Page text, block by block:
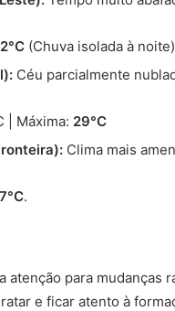
(Chuva isolada à
Céu parcialmente
| Máxima: 29°C
Clima mais
.
atenção para mudanças
e ficar atento à